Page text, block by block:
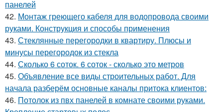
панелей
42. Монтаж греющего кабеля для водопровода своими
руками. Конструкция и способы применения
43. Стеклянные перегородки в квартиру. Плюсы и
минусы перегородок из стекла
44. Сколько 6 соток. 6 соток - сколько это метров
45. Объявление все виды строительных работ. Для
начала разберём основные каналы притока клиентов:
46. Потолок из пвх панелей в комнате своими руками.